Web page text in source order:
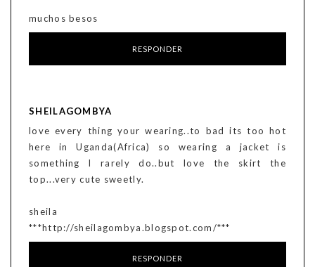
muchos besos
RESPONDER
SHEILAGOMBYA
love every thing your wearing..to bad its too hot
here in Uganda(Africa) so wearing a jacket is
something l rarely do..but love the skirt the
top...very cute sweetly.
sheila
***http://sheilagombya.blogspot.com/***
RESPONDER